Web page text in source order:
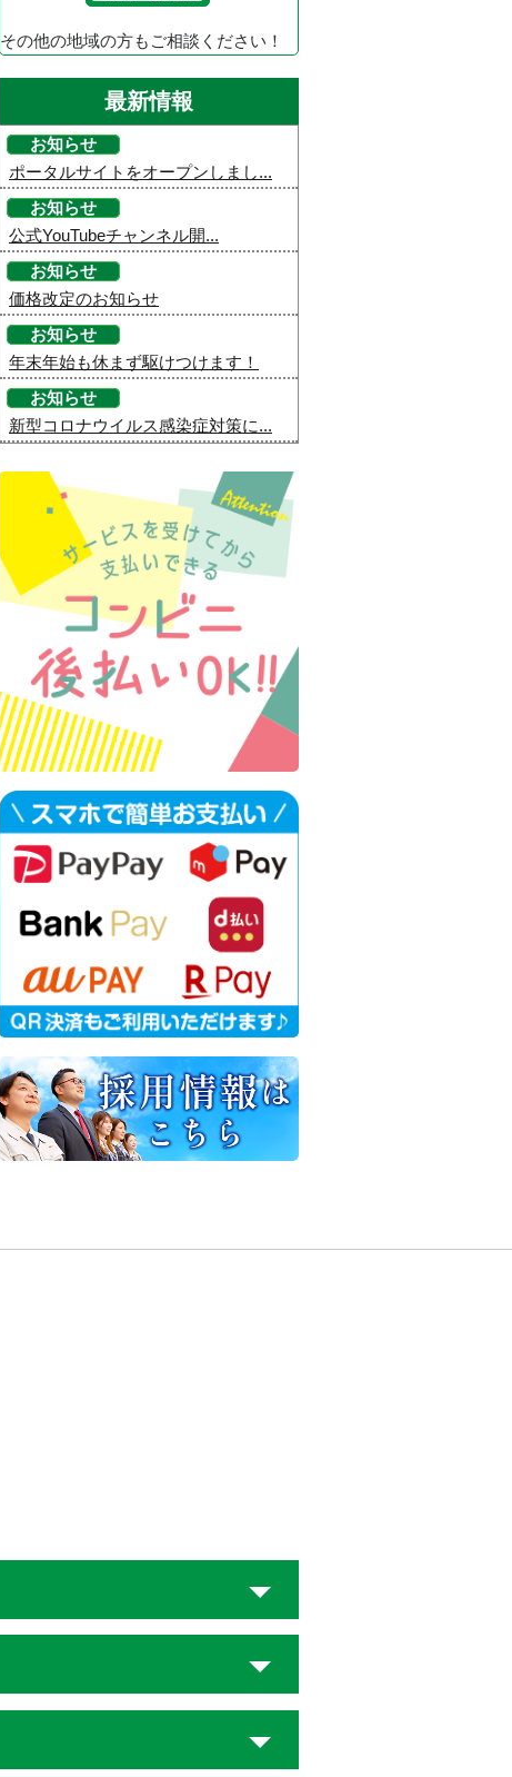
その他の地域の方もご相談ください！
最新情報
お知らせ
ポータルサイトをオープンしまし...
お知らせ
公式YouTubeチャンネル開...
お知らせ
価格改定のお知らせ
お知らせ
年末年始も休まず駆けつけます！
お知らせ
新型コロナウイルス感染症対策に...